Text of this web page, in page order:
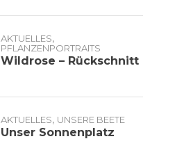
AKTUELLES,
PFLANZENPORTRAITS
Wildrose – Rückschnitt
AKTUELLES, UNSERE BEETE
Unser Sonnenplatz